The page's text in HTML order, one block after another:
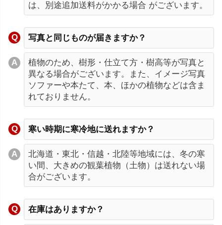
は、別途追加送料がかかる場合 がございます。
写真と同じものが届きますか？
植物のため、樹形・仕立て方・樹高等が写真と
異なる場合がございます。また、イメージ写真
ソファーや本たて、本、ほかの植物などは含ま
れておりません。
寒い時期に寒冷地に送れますか？
北海道・東北・信越・北陸等地域には、冬の寒
い間、大きめの観葉植物（土物）は送れない場
合がございます。
在庫はありますか？